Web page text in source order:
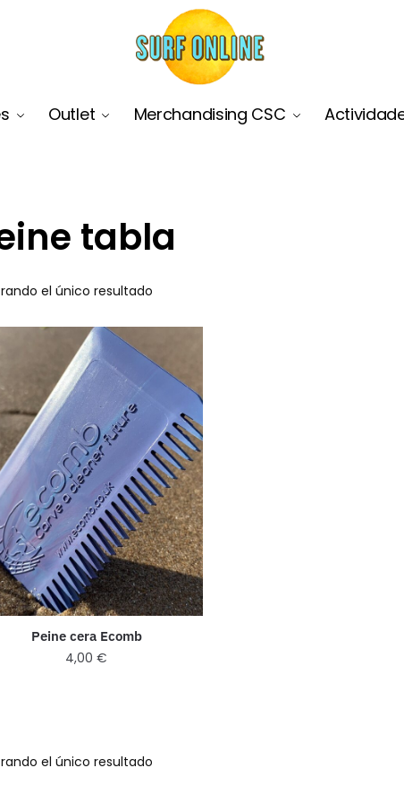
Outlet Merchandising CSC
tabla
el único resultado
Peine cera Ecomb
4,00€
el único resultado